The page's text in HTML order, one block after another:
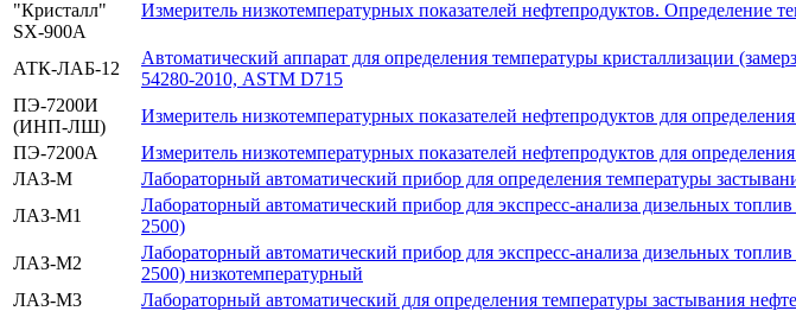
"Кристалл"
SX-900A
Измеритель низкотемпературных показателей нефтепродуктов. Определение
АТК-ЛАБ-12
Автоматический аппарат для определения температуры кристаллизации
54280-2010, ASTM D715
ПЭ-7200И
(ИНП-ЛШ)
Измеритель низкотемпературных показателей нефтепродуктов для
ПЭ-7200А
Измеритель низкотемпературных показателей нефтепродуктов для
ЛАЗ-М
Лабораторный автоматический прибор для определения температуры
ЛАЗ-М1
Лабораторный автоматический прибор для экспресс-анализа дизельных
2500)
ЛАЗ-М2
Лабораторный автоматический прибор для экспресс-анализа дизельных
2500) низкотемпературный
ЛАЗ-М3
Лабораторный автоматический для определения температуры застывания